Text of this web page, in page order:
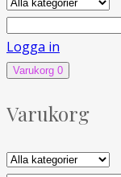
Logga in
Varukorg 0
Varukorg